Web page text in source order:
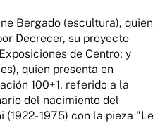
Bergado (escultura), quien
Decrecer, su proyecto
de Centro; y
quien presenta en
100+1, referido a la
del nacimiento del
1975) con la pieza "Le